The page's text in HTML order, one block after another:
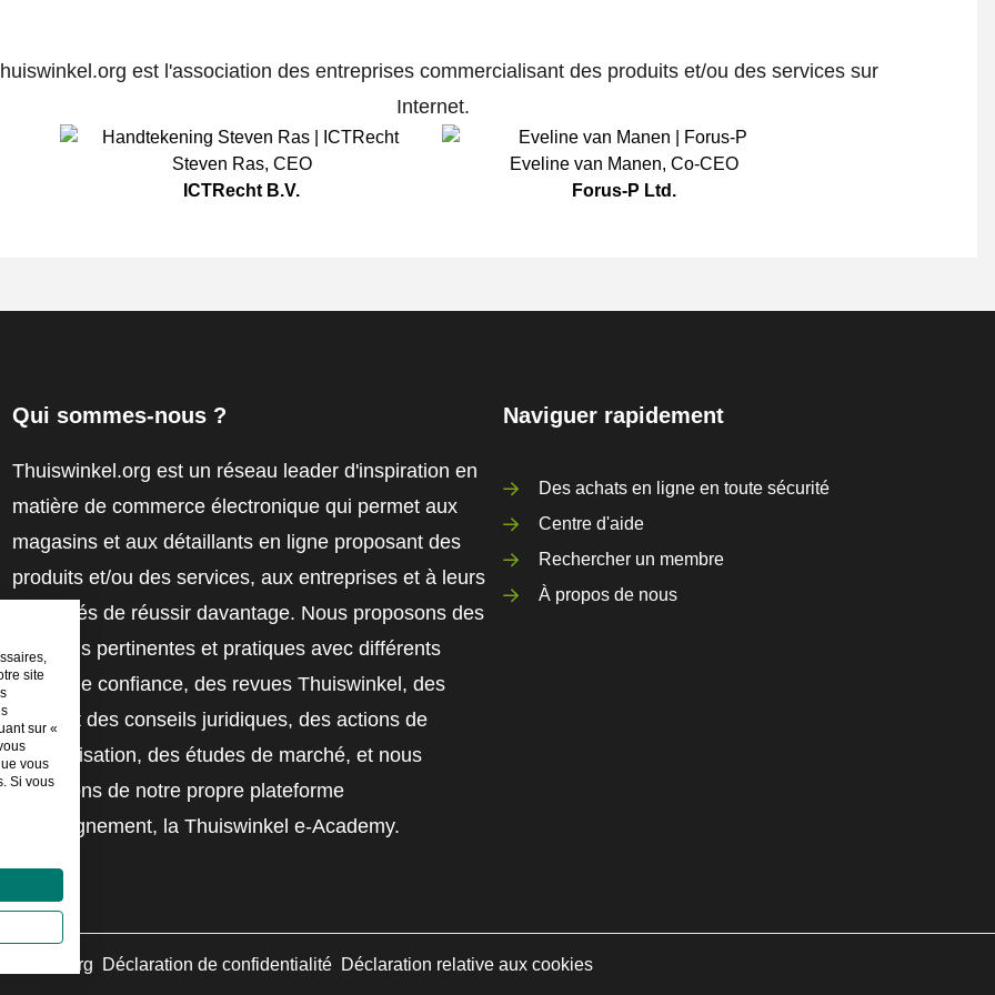
est l'association des entreprises commercialisant des produits et/ou des services sur
Internet.
Steven Ras, CEO
ICTRecht B.V.
Eveline van Manen, Co-CEO
Forus-P Ltd.
Qui sommes-nous ?
Thuiswinkel.org est un réseau leader d'inspiration en
matière de commerce électronique qui permet aux
magasins et aux détaillants en ligne proposant des
produits et/ou des services, aux entreprises et à leurs
employés de réussir davantage. Nous proposons des
solutions pertinentes et pratiques avec différents
labels de confiance, des revues Thuiswinkel, des
outils et des conseils juridiques, des actions de
sensibilisation, des études de marché, et nous
disposons de notre propre plateforme
d'enseignement, la Thuiswinkel e-Academy.
Naviguer rapidement
Des achats en ligne en toute sécurité
Centre d'aide
Rechercher un membre
À propos de nous
Déclaration de confidentialité Déclaration relative aux cookies
site
sur «
vous
Si vous